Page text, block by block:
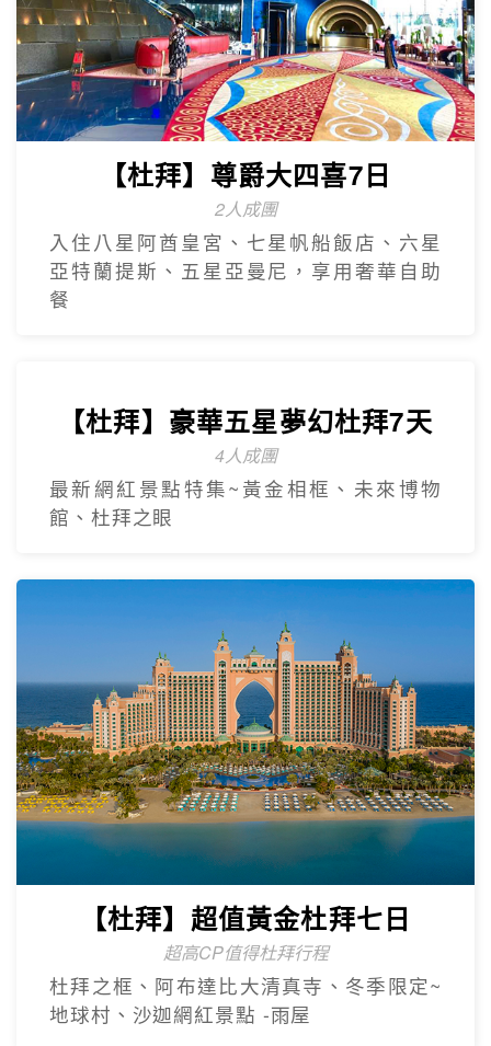
【台灣虎航】輕鬆遊濟5日
只進彩妝一站
山房山賞油菜花.彩虹游艇帆船.城山日出峰
賞油菜花.倫敦貝果咖啡.海女餐廳.
奢華杜拜
【杜拜】尊爵大四喜7日
2人成團
入住八星阿酋皇宮、七星帆船飯店、六星
亞特蘭提斯、五星亞曼尼，享用奢華自助